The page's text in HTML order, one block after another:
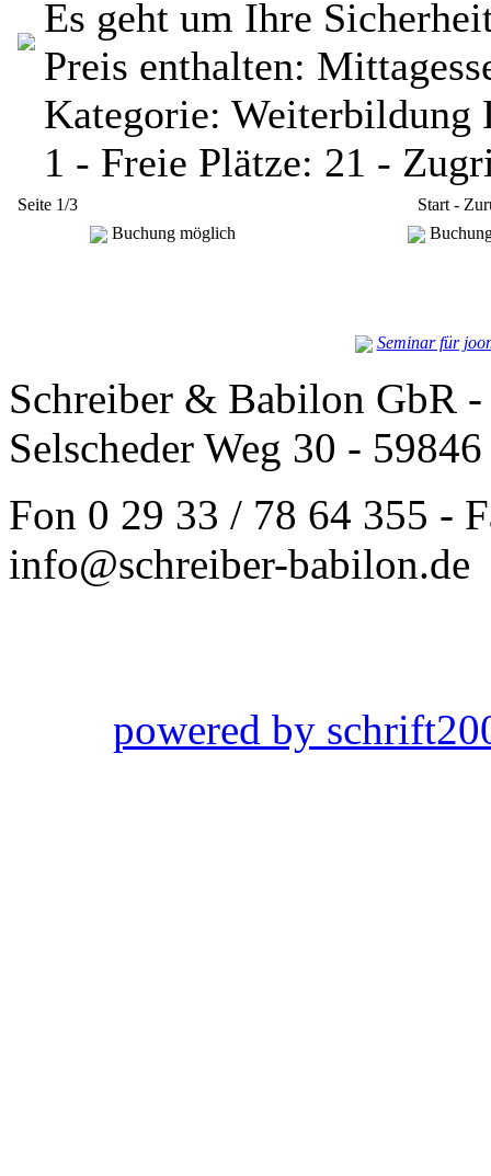
Es geht um Ihre
Preis enthalten:
Kategorie: Weiterbildung
1 - Freie Plätze: 21 -
Seite 1/3
Start -
Buchung möglich
Seminar für
Schreiber & Babilon GbR
Selscheder Weg 30 -
Fon 0 29 33 / 78 64 355 -
info@schreiber-babilon.de
powered by